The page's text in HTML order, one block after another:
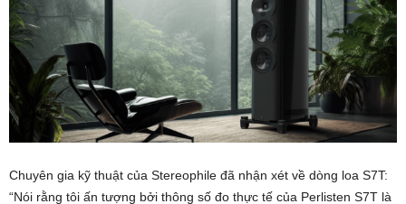
Chuyên gia kỹ thuật của Stereophile đã nhận xét về dòng loa S7T:
“Nói rằng tôi ấn tượng bởi thông số đo thực tế của Perlisten S7T là